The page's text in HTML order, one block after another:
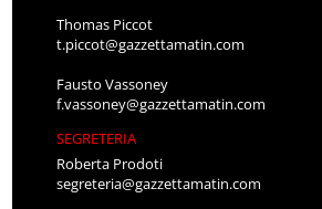
Thomas Piccot
t.piccot@gazzettamatin.com
Fausto Vassoney
f.vassoney@gazzettamatin.com
SEGRETERIA
Roberta Prodoti
segreteria@gazzettamatin.com